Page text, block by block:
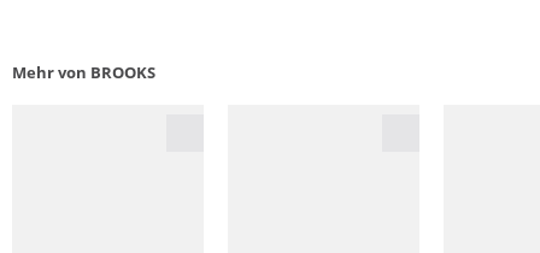
Mehr von BROOKS